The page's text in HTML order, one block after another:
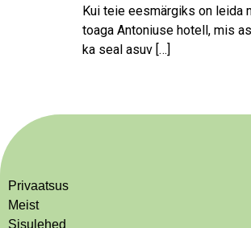
Kui teie eesmärgiks on leida
toaga Antoniuse hotell, mis
ka seal asuv […]
Privaatsus
Meist
Sisulehed